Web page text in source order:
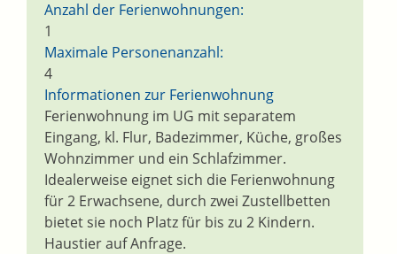
Anzahl der Ferienwohnungen:
1
Maximale Personenanzahl:
4
Informationen zur Ferienwohnung
Ferienwohnung im UG mit separatem
Eingang, kl. Flur, Badezimmer, Küche, großes
Wohnzimmer und ein Schlafzimmer.
Idealerweise eignet sich die Ferienwohnung
für 2 Erwachsene, durch zwei Zustellbetten
bietet sie noch Platz für bis zu 2 Kindern.
Haustier auf Anfrage.